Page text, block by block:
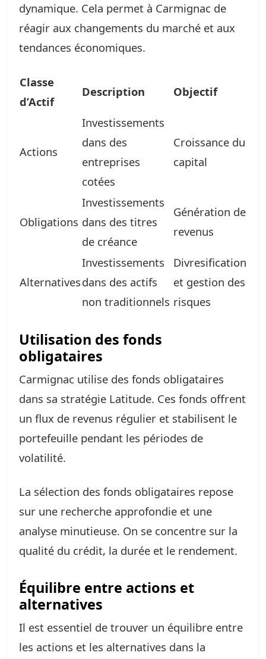
dynamique. Cela permet à Carmignac de
réagir aux changements du marché et aux
tendances économiques.
Classe
d’Actif
Description Objectif
Actions
Investissements
dans des
entreprises
cotées
Croissance du
capital
Obligations
Investissements
dans des titres
de créance
Génération de
revenus
Alternatives
Investissements
dans des actifs
non traditionnels
Divresification
et gestion des
risques
Utilisation des fonds
obligataires
Carmignac utilise des fonds obligataires
dans sa stratégie Latitude. Ces fonds offrent
un flux de revenus régulier et stabilisent le
portefeuille pendant les périodes de
volatilité.
La sélection des fonds obligataires repose
sur une recherche approfondie et une
analyse minutieuse. On se concentre sur la
qualité du crédit, la durée et le rendement.
Équilibre entre actions et
alternatives
Il est essentiel de trouver un équilibre entre
les actions et les alternatives dans la